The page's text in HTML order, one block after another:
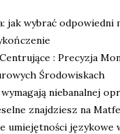
jak wybrać odpowiedni
: Precyzja
Środowiskach
niebanalnej
znajdziesz na
umiejętności językowe